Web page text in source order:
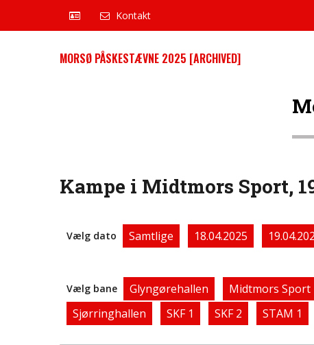
Kontakt
MORSØ PÅSKESTÆVNE 2025 [ARCHIVED]
Kampe i Midtmors Sport,
Vælg dato Samtlige 18.04.2025
Vælg bane Glyngørehallen Midtmors Sport
Sjørringhallen
SKF 1 SKF 2 STAM 1